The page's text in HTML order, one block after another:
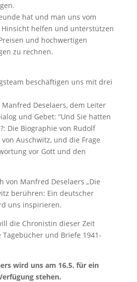
hat und man uns vom
helfen und unterstützen
und hochwertigen
zu rechnen.
beschäftigen uns mit drei
Manfred Deselaers, dem Leiter
und Gebet: “Und Sie hatten
Die Biographie von Rudolf
Auschwitz, und die Frage
vor Gott und den
von Manfred Deselaers „Die
berühren: Ein deutscher
uns inspirieren.
die Chronistin dieser Zeit
und Briefe 1941-
wird uns am 16.5. für ein
stehen.